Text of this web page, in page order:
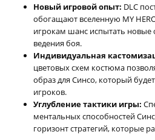
Новый игровой опыт: DLC
обогащают вселенную MY HERO
игрокам шанс испытать новые
ведения боя.
Индивидуальная
цветовых схем костюма
образ для Синсо, который
игроков.
Углубление тактики игры:
ментальных способностей
горизонт стратегий, которые